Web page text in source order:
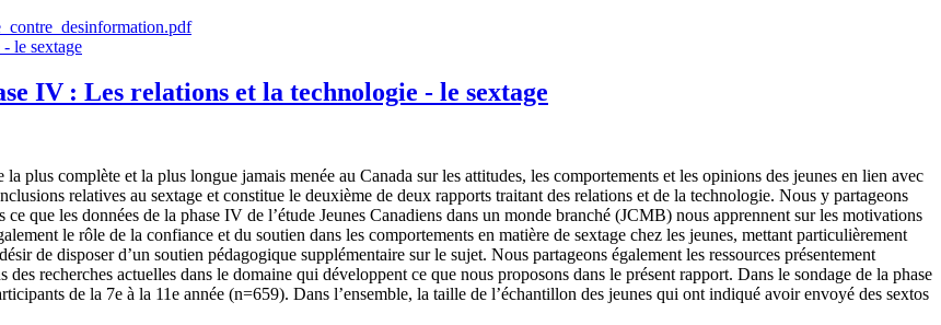
IV : Les relations et la technologie - le sextage
plus complète et la plus longue jamais menée au Canada sur les attitudes, les comportements et les opinions des jeunes en lien avec
relatives au sextage et constitue le deuxième de deux rapports traitant des relations et de la technologie. Nous y partageons
que les données de la phase IV de l’étude Jeunes Canadiens dans un monde branché (JCMB) nous apprennent sur les motivations
le rôle de la confiance et du soutien dans les comportements en matière de sextage chez les jeunes, mettant particulièrement
de disposer d’un soutien pédagogique supplémentaire sur le sujet. Nous partageons également les ressources présentement
recherches actuelles dans le domaine qui développent ce que nous proposons dans le présent rapport. Dans le sondage de la phase
de la 7e à la 11e année (n=659). Dans l’ensemble, la taille de l’échantillon des jeunes qui ont indiqué avoir envoyé des sextos